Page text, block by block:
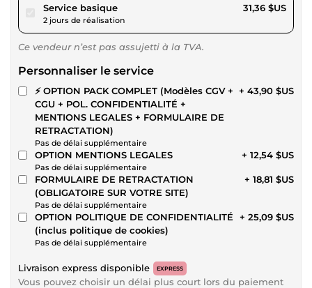
Service basiquepour 28,90 $US
2 jours de réalisation
31,36 $US
Ce vendeur n’est pas assujetti à la TVA.
Personnaliser le service
⚡ OPTION PACK COMPLET (Modèles CGV +
CGU + POL. CONFIDENTIALITÉ +
MENTIONS LEGALES + FORMULAIRE DE
RETRACTATION)
Pas de délai supplémentaire
+ 43,90 $US
OPTION MENTIONS LEGALES
Pas de délai supplémentaire
+ 12,54 $US
FORMULAIRE DE RETRACTATION
(OBLIGATOIRE SUR VOTRE SITE)
Pas de délai supplémentaire
+ 18,81 $US
OPTION POLITIQUE DE CONFIDENTIALITÉ
(inclus politique de cookies)
Pas de délai supplémentaire
+ 25,09 $US
Livraison express disponible EXPRESS
Vous pouvez choisir un délai plus court lors du paiement